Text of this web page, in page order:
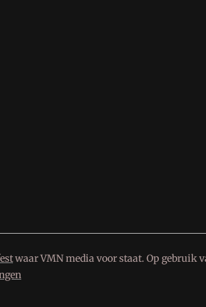
waar VMN media voor staat. Op gebruik